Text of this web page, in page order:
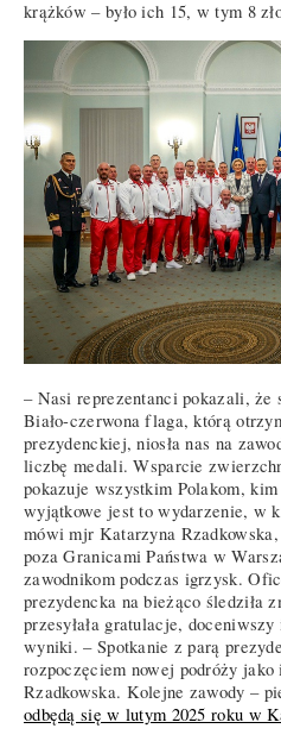
krążków – było ich 15, w tym 8
– Nasi reprezentanci pokazali,
Biało-czerwona flaga, którą
prezydenckiej, niosła nas na
liczbę medali. Wsparcie
pokazuje wszystkim Polakom,
wyjątkowe jest to wydarzenie, w
mówi mjr Katarzyna
poza Granicami Państwa w
zawodnikom podczas igrzysk.
prezydencka na bieżąco śledziła
przesyłała gratulacje,
wyniki. – Spotkanie z parą
rozpoczęciem nowej podróży jako
Rzadkowska. Kolejne zawody –
odbędą się w lutym 2025 roku w